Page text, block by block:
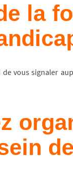
la
de vous signaler